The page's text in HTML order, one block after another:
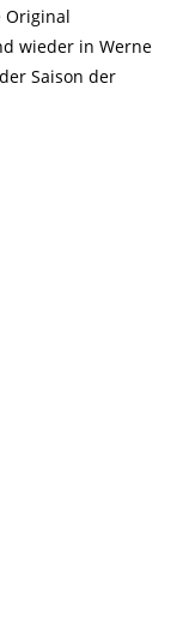
Original
wieder in Werne
Saison der